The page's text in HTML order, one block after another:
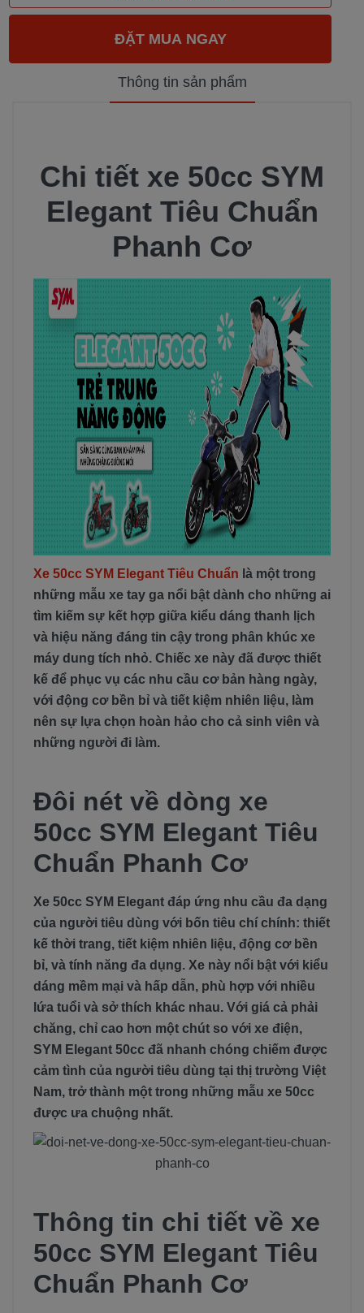
Thông tin sản phẩm
Chi tiết xe 50cc SYM
Elegant Tiêu Chuẩn
Phanh Cơ
Xe 50cc SYM Elegant Tiêu Chuẩn là một trong
những mẫu xe tay ga nổi bật dành cho những ai
tìm kiếm sự kết hợp giữa kiểu dáng thanh lịch
và hiệu năng đáng tin cậy trong phân khúc xe
máy dung tích nhỏ. Chiếc xe này đã được thiết
kế để phục vụ các nhu cầu cơ bản hàng ngày,
với động cơ bền bỉ và tiết kiệm nhiên liệu, làm
nên sự lựa chọn hoàn hảo cho cả sinh viên và
những người đi làm.
Đôi nét về dòng xe
50cc SYM Elegant Tiêu
Chuẩn Phanh Cơ
Xe 50cc SYM Elegant đáp ứng nhu cầu đa dạng
của người tiêu dùng với bốn tiêu chí chính: thiết
kế thời trang, tiết kiệm nhiên liệu, động cơ bền
bỉ, và tính năng đa dụng. Xe này nổi bật với kiểu
dáng mềm mại và hấp dẫn, phù hợp với nhiều
lứa tuổi và sở thích khác nhau. Với giá cả phải
chăng, chỉ cao hơn một chút so với xe điện,
SYM Elegant 50cc đã nhanh chóng chiếm được
cảm tình của người tiêu dùng tại thị trường Việt
Nam, trở thành một trong những mẫu xe 50cc
được ưa chuộng nhất.
Thông tin chi tiết về xe
50cc SYM Elegant Tiêu
Chuẩn Phanh Cơ